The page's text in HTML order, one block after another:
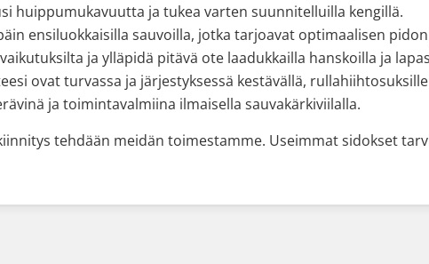
huippumukavuutta ja tukea varten suunnitelluilla kengillä.
ensiluokkaisilla sauvoilla, jotka tarjoavat optimaalisen
ja ylläpidä pitävä ote laadukkailla hanskoilla ja
ovat turvassa ja järjestyksessä kestävällä,
ja toimintavalmiina ilmaisella sauvakärkiviilalla.
tehdään meidän toimestamme. Useimmat sidokset